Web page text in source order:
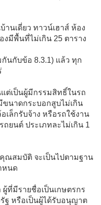
นเดี่ยว ทาวน์เฮาส์ ห้อง
มีพื้นที่ไม่เกิน 25 ตาราง
นกับข้อ 8.3.1) แล้ว ทุก
แต่เป็นผู้มีกรรมสิทธิ์ในรถ
ขนาดกระบอกสูบไม่เกิน
เล็กรับจ้าง หรือรถใช้งาน
ยนต์ ประเภทละไม่เกิน 1
ณสมบัติ จะเป็นไปตามฐาน
หนด
ที่มีรายชื่อเป็นเกษตรกร
ฐ หรือเป็นผู้ได้รับอนุญาต